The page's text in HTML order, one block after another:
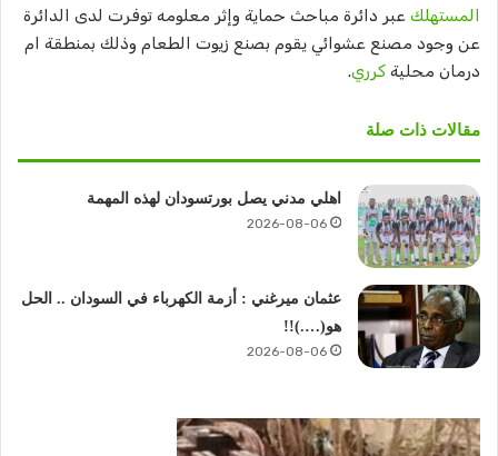
المستهلك عبر دائرة مباحث حماية وإثر معلومه توفرت لدى الدائرة
عن وجود مصنع عشوائي يقوم بصنع زيوت الطعام وذلك بمنطقة ام
درمان محلية كرري.
مقالات ذات صلة
اهلي مدني يصل بورتسودان لهذه المهمة
2026-08-06
عثمان ميرغني : أزمة الكهرباء في السودان .. الحل
هو(….)!!
2026-08-06